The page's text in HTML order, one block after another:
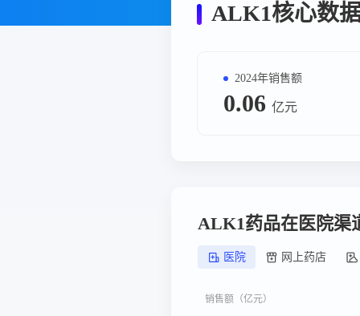
ALK1核心数
2024年销售额
0.06 亿元
ALK1药品在医院渠
医院 网上药店